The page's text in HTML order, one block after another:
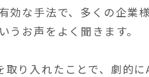
効な手法で、多くの企業
お声をよく聞きます。
り入れたことで、劇的